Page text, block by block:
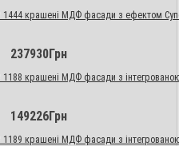
1444 крашені МДФ фасади з ефектом
237930Грн
1188 крашені МДФ фасади з
149226Грн
1189 крашені МДФ фасади з